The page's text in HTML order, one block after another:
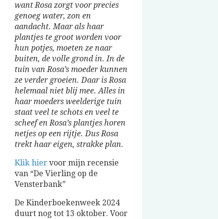
want Rosa zorgt voor precies
genoeg water, zon en
aandacht. Maar als haar
plantjes te groot worden voor
hun potjes, moeten ze naar
buiten, de volle grond in. In de
tuin van Rosa’s moeder kunnen
ze verder groeien.Daar is Rosa
helemaal niet blij mee. Alles in
haar moeders weelderige tuin
staat veel te schots en veel te
scheef en Rosa’s plantjes horen
netjes op een rijtje. Dus Rosa
trekt haar eigen, strakke plan.
Klik hier voor mijn recensie
van “De Vierling op de
Vensterbank”
De Kinderboekenweek 2024
duurt nog tot 13 oktober. Voor